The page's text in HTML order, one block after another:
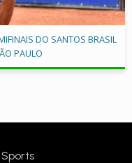
DO SANTOS BRASIL
PAULO